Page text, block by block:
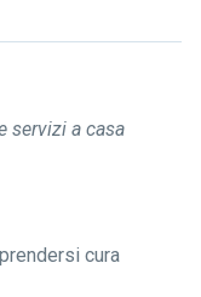
allo
il vostro cane a
tempo con i cani mi
una famiglia. Ho
di quattro anni ed
in breve tempo
subito .
servizi a casa
cura